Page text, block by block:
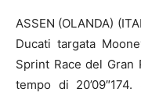
ASSEN (OLANDA)
Ducati targata
Sprint Race del Gran
tempo di